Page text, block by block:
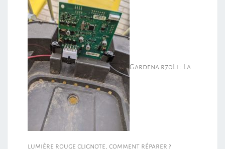
Gardena r70Li : La
lumière rouge clignote, comment réparer ?